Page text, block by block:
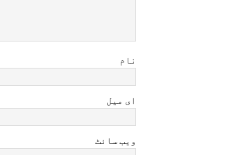
نام
ای میل
ویب سائٹ